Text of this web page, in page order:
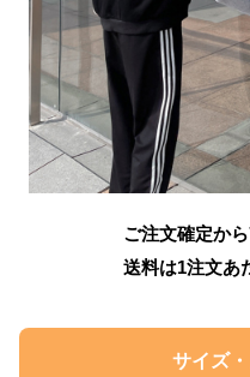
ご注文確定か
送料は1注文あ
サイズ